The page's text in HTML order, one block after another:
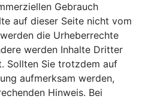
Gebrauch
auf dieser Seite nicht vom
die Urheberrechte
werden Inhalte Dritter
Sollten Sie trotzdem auf
aufmerksam werden,
Hinweis. Bei